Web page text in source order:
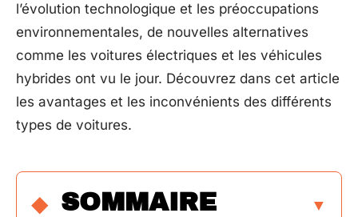
l’évolution technologique et les préoccupations
environnementales, de nouvelles alternatives
comme les voitures électriques et les véhicules
hybrides ont vu le jour. Découvrez dans cet article
les avantages et les inconvénients des différents
types de voitures.
SOMMAIRE